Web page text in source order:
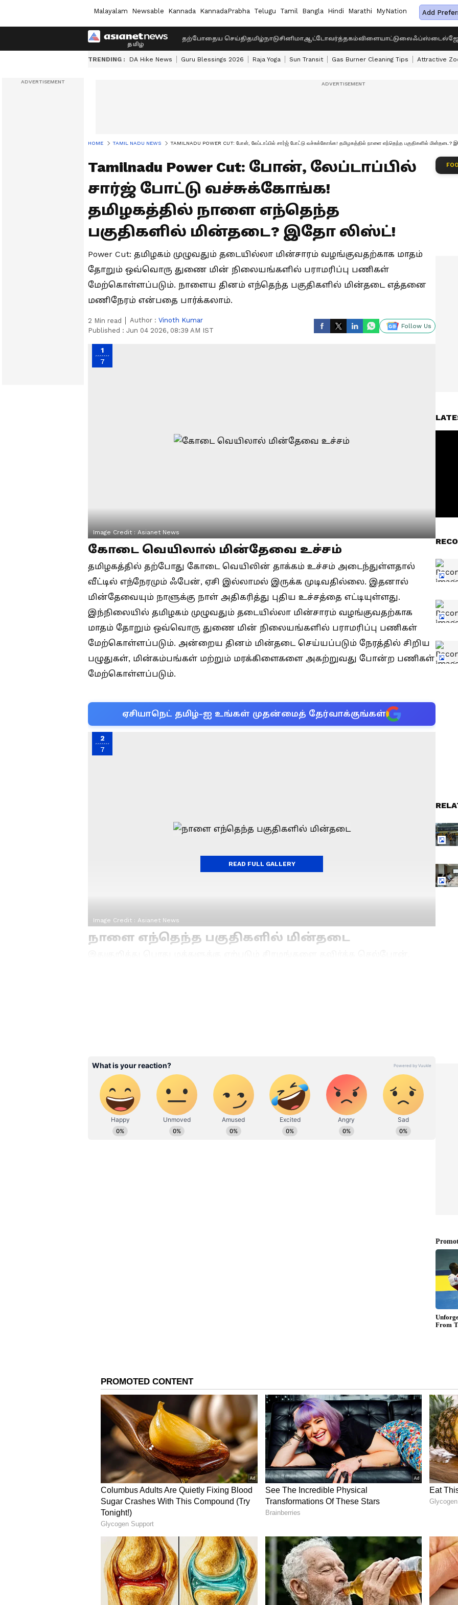
Malayalam Newsable Kannada KannadaPrabha Telugu Tamil Bangla Hindi Marathi MyNation Add
தற்போதைய செய்திதமிழ்நாடுசினிமாஆட்டோவர்த்தகம்விளையாட்டுலைஃப்ஸ்டைல்
TRENDING : DA Hike News Guru Blessings 2026 Raja Yoga Sun Transit Gas Burner Cleaning Tips Attractive
HOME TAMIL NADU NEWS TAMILNADU POWER CUT: போன், லேப்டாப்பில் சார்ஜ் போட்டு வச்சுக்கோங்க! தமிழகத்தில் நாளை எந்தெந்த பகுதிகளில் மின்தடை?
Tamilnadu Power Cut: போன், லேப்டாப்பில்
சார்ஜ் போட்டு வச்சுக்கோங்க!
தமிழகத்தில் நாளை எந்தெந்த
பகுதிகளில் மின்தடை? இதோ லிஸ்ட்!
Power Cut: தமிழகம் முழுவதும் தடையில்லா மின்சாரம் வழங்குவதற்காக மாதம்
தோறும் ஒவ்வொரு துணை மின் நிலையங்களில் பராமரிப்பு பணிகள்
மேற்கொள்ளப்படும். நாளைய தினம் எந்தெந்த பகுதிகளில் மின்தடை எத்தனை
மணிநேரம் என்பதை பார்க்கலாம்.
2 Min read Author : Vinoth Kumar
Published : Jun 04 2026, 08:39 AM IST
Follow Us
1
7
Image Credit : Asianet News
கோடை வெயிலால் மின்தேவை உச்சம்
தமிழகத்தில் தற்போது கோடை வெயிலின் தாக்கம் உச்சம் அடைந்துள்ளதால்
வீட்டில் எந்நேரமும் ஃபேன், ஏசி இல்லாமல் இருக்க முடிவதில்லை. இதனால்
மின்தேவையும் நாளுக்கு நாள் அதிகரித்து புதிய உச்சத்தை எட்டியுள்ளது.
இந்நிலையில் தமிழகம் முழுவதும் தடையில்லா மின்சாரம் வழங்குவதற்காக
மாதம் தோறும் ஒவ்வொரு துணை மின் நிலையங்களில் பராமரிப்பு பணிகள்
மேற்கொள்ளப்படும். அன்றைய தினம் மின்தடை செய்யப்படும் நேரத்தில் சிறிய
பழுதுகள், மின்கம்பங்கள் மற்றும் மரக்கிளைகளை அகற்றுவது போன்ற பணிகள்
மேற்கொள்ளப்படும்.
ஏசியாநெட் தமிழ்-ஐ உங்கள் முதன்மைத் தேர்வாக்குங்கள்
2
7
Image Credit : Asianet News
நாளை எந்தெந்த பகுதிகளில் மின்தடை
Heavy Rain: மணிக்கு 40
முதல் 50 கி.மீ. வேகம்!
விடாமல் அடிச்சு
ஊத்தப்போகும் கனமழை!
கோவை, சென்னையின்
Business Training: நீங்களும்
தொழிலதிபராகலாம்!
லட்சம் லட்சமாய் சம்பாதிக்க
சூப்பர் சான்ஸ்! அரசின்
சூப்பர் அறிவிப்பு!
Image Credit :Asianet News
கோவை
காமராஜ் சாலை, பாலன் நகர், சர்க்கரை செட்டியார் நகர், ஹோப் கல்லூரி முதல்
சிவில் ஏரோ, வி.ஆர்.புரம், என்.கே. பாளையம், கிருஷ்ணாபுரம், ஹவுசிங் யூனிட்,
சிங்காநல்லூர், ஒண்டிப்புதூர், ஜி.வி.ரெசிடென்சி, மசக்காளிபாளையம்,
உப்பிலிபாளையம், கதிர்நாயக்கன்பாளையம், ராக்கிபாளையம், குமாரபுரம்,
நாசிமநாயக்கன்பாளையம், பம்பாய் நகர், டீச்சர்ஸ் காலனி, கணேஷ்நகர், ஸ்ரீ ராம்
நகர், தொப்பம்பட்டி, செல்லப்பம்பாளையத்தின் ஒரு பகுதி,
பொதியாம்பாளையம், வாகராயம்பாளையம், நீலம்பூர் பகுதி, குரும்பபாளையம்,
ராசிபாளையம், ஊத்துப்பாளையம் உள்ளிட்ட பகுதிகள் அடங்கும்.
READ FULL GALLERY